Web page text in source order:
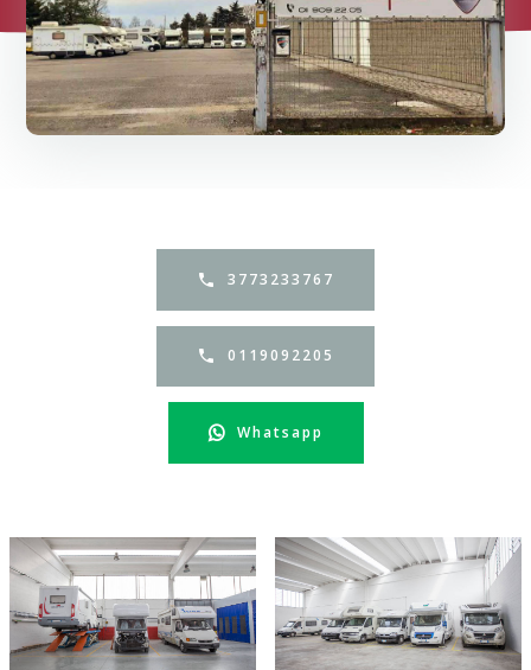
3773233767
0119092205
Whatsapp